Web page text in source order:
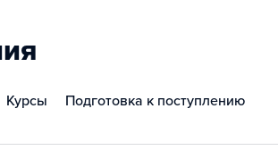
Курсы Подготовка к поступлению